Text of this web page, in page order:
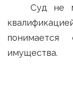
Суд не
понимается
имущества.